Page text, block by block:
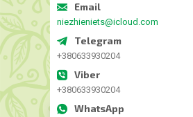
niezhieniets@icloud.com
+380633930204
+380633930204